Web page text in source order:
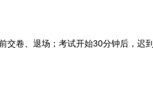
卷、退场；考试开始30分钟后，迟到